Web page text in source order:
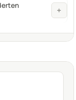
+